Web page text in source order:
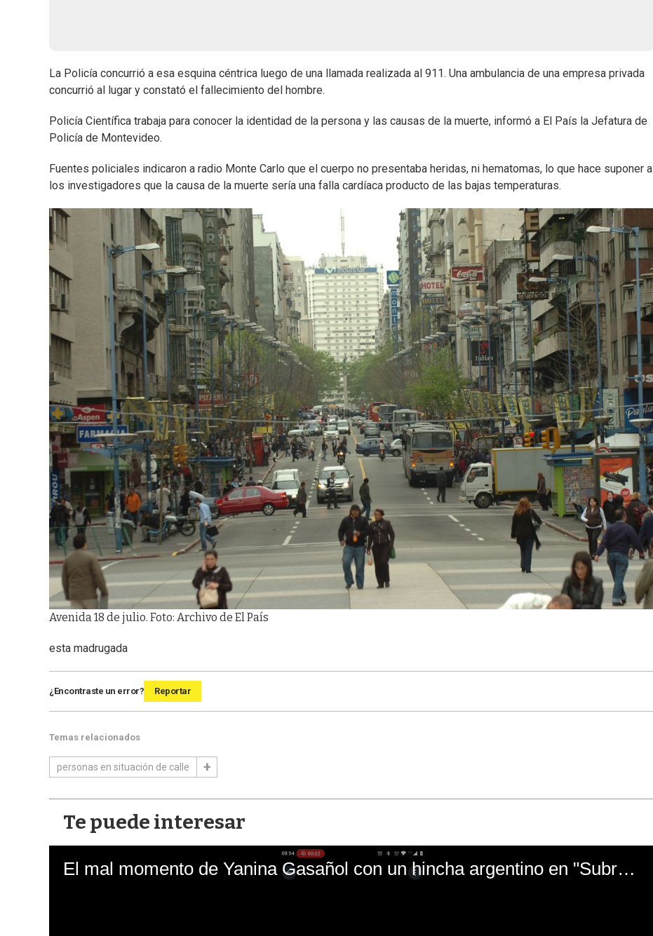
La Policía concurrió a esa esquina céntrica luego de una llamada realizada al 911. Una ambulancia de una empresa privada
concurrió al lugar y constató el fallecimiento del hombre.
Policía Científica trabaja para conocer la identidad de la persona y las causas de la muerte, informó a El País la Jefatura de
Policía de Montevideo.
Fuentes policiales indicaron a radio Monte Carlo que el cuerpo no presentaba heridas, ni hematomas, lo que hace suponer a
los investigadores que la causa de la muerte sería una falla cardíaca producto de las bajas temperaturas.
Avenida 18 de julio. Foto: Archivo de El País
esta madrugada
¿Encontraste un error? Reportar
Temas relacionados
personas en situación de calle
Te puede interesar
El mal momento de Yanina Gasañol con un hincha argentino en "Subrayado"